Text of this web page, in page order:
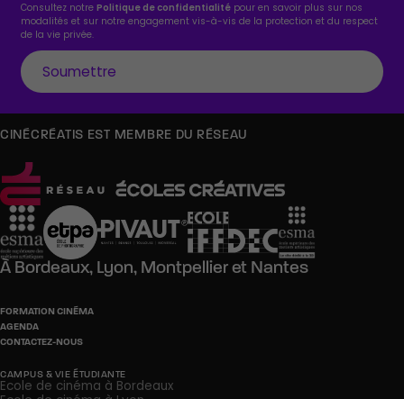
Consultez notrePolitique de confidentialité pour en savoir plus sur nos
modalités et sur notre engagement vis-à-vis de la protection et du respect
de la vie privée.
CINÉCRÉATIS EST MEMBRE DU RÉSEAU
À Bordeaux, Lyon, Montpellieret Nantes
FORMATION CINÉMA
AGENDA
CONTACTEZ-NOUS
CAMPUS & VIE ÉTUDIANTE
Ecole de cinéma à Bordeaux